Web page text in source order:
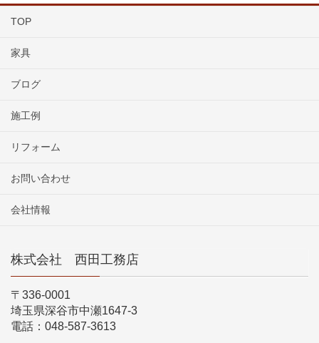
TOP
家具
ブログ
施工例
リフォーム
お問い合わせ
会社情報
株式会社 西田工務店
〒336-0001
埼玉県深谷市中瀬1647-3
電話：048-587-3613